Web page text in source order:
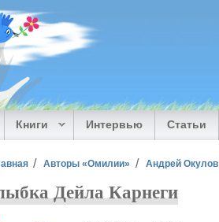
Книги Интервью Статьи
здесьАвторы «Омилии» Андрей Окулов
Дейла Карнеги